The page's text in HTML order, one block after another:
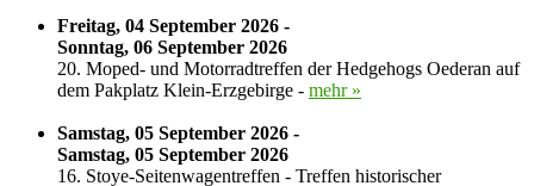
Freitag, 04 September 2026 -
Sonntag, 06 September 2026
20. Moped- und Motorradtreffen der Hedgehogs Oederan auf
dem Pakplatz Klein-Erzgebirge - mehr »
Samstag, 05 September 2026 -
Samstag, 05 September 2026
16. Stoye-Seitenwagentreffen - Treffen historischer